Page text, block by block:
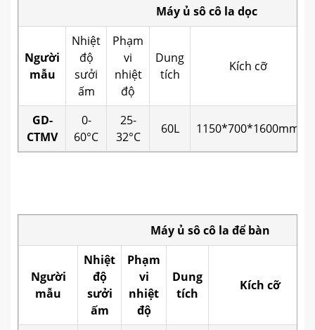
Máy ủ sô cô la dọc
Người
mẫu
Nhiệt
độ
sưởi
ấm
Phạm
vi
nhiệt
độ
Dung
tích
Kích cỡ
GD-
CTMV
0-
60°C
25-
32°C
60L 1150*700*1600mm
Máy ủ sô cô la để bàn
Người
mẫu
Nhiệt
độ
sưởi
ấm
Phạm
vi
nhiệt
độ
Dung
tích
Kích cỡ